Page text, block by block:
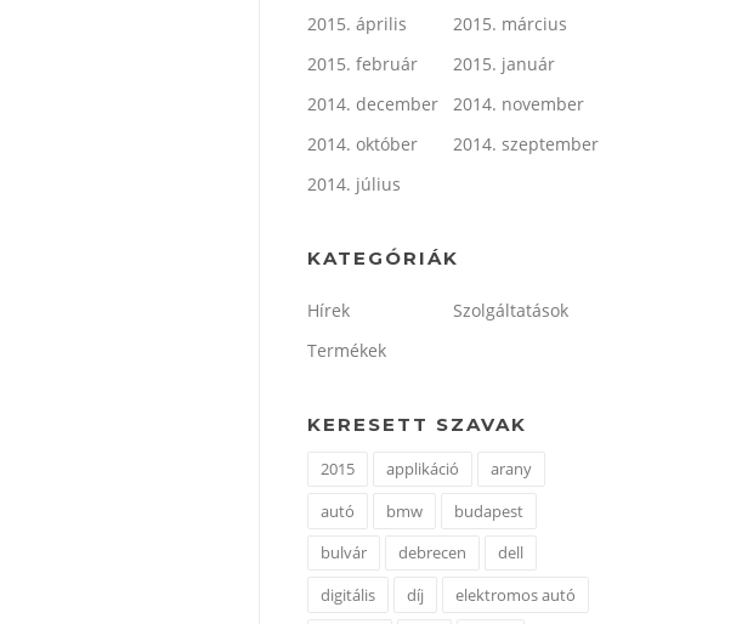
2015. április
2015. március
2015. február
2015. január
2014. december
2014. november
2014. október
2014. szeptember
2014. július
KATEGÓRIÁK
Hírek
Szolgáltatások
Termékek
KERESETT SZAVAK
2015 applikáció
arany
autó
bmw
budapest
bulvár
debrecen
dell
digitális
díj
elektromos autó